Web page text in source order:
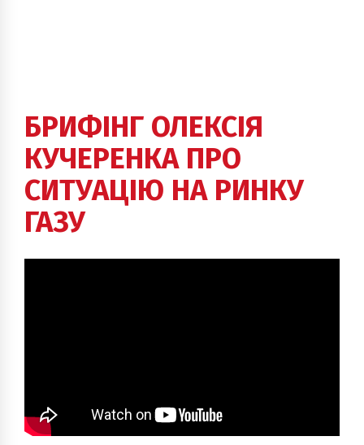
БРИФІНГ ОЛЕКСІЯ
КУЧЕРЕНКА ПРО
СИТУАЦІЮ НА РИНКУ
ГАЗУ